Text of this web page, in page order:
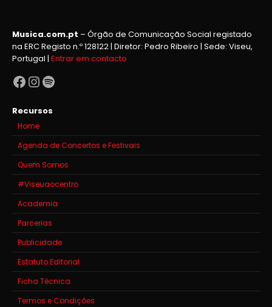
Musica.com.pt – Órgão de Comunicação Social registado
na ERC Registo n.º 128122 | Diretor: Pedro Ribeiro | Sede: Viseu,
Portugal | Entrar em contacto
Facebook
Instagram
Spotify
Recursos
Home
Agenda de Concertos e Festivais
Quem Somos
#Viseuaocentro
Academia
Parcerias
Publicidade
Estatuto Editorial
Ficha Técnica
Termos e Condições